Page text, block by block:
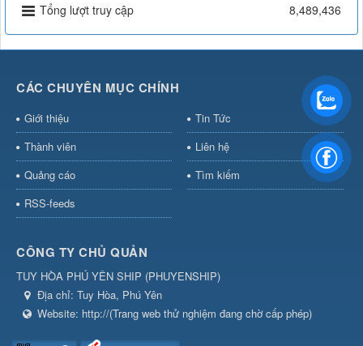
Tổng lượt truy cập
8,489,436
CÁC CHUYÊN MỤC CHÍNH
Giới thiệu
Tin Tức
Thành viên
Liên hệ
Quảng cáo
Tìm kiếm
RSS-feeds
CÔNG TY CHỦ QUẢN
TUY HÒA PHÚ YÊN SHIP (PHUYENSHIP)
Địa chỉ: Tuy Hòa, Phú Yên
Website: http://(Trang web thử nghiệm đang chờ cấp phép)